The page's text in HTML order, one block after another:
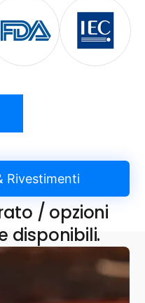
Rivestimenti
/ opzioni
disponibili.